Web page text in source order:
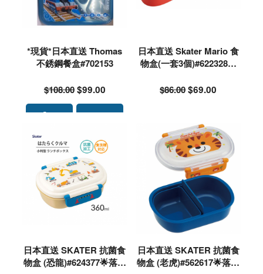
*現貨*日本直送 Thomas
不銹鋼餐盒#702153
$108.00$99.00
日本直送 Skater Mario 食
物盒(一套3個)#622328🌟
🙏🏻🥰🥰
$86.00$69.00
日本直送 SKATER 抗菌食
物盒 (恐龍)#624377🌟落單
日本直送 SKATER 抗菌食
物盒 (老虎)#562617🌟落單